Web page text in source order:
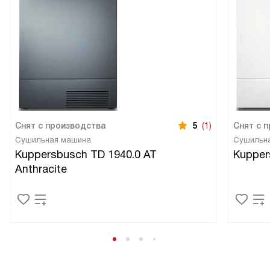
Снят с производства 5 (1)
Сушильная машина
Kuppersbusch TD 1940.0 AT
Anthracite
Снят с